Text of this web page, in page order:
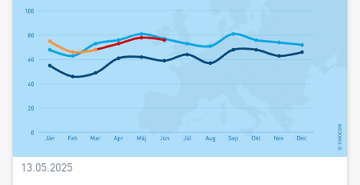
13.05.2025